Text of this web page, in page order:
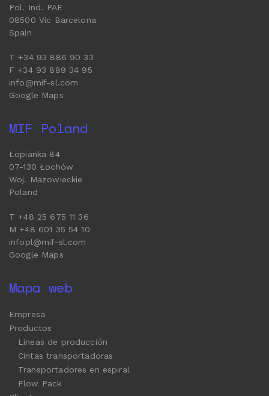
Pol. Ind. PAE
08500 Vic Barcelona
Spain
T +34 93 886 90 33
F +34 93 889 34 95
info@mif-sl.com
Google Maps
MIF Poland
Łopianka 84
07-130 Łochów
Woj. Mazowieckie
Poland
T +48 25 675 11 36
M +48 601 35 54 10
infopl@mif-sl.com
Google Maps
Mapa web
Empresa
Productos
Lineas de producción
Cintas transportadoras
Transportadores en espiral
Flow Pack